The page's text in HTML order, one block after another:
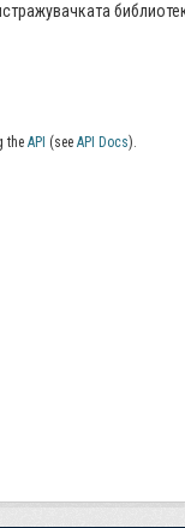
the API (see API Docs).